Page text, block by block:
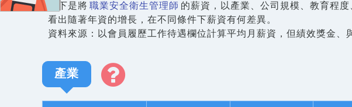
以下是將 職業安全衛生管理師 的薪資，以產業、公司規模、教育程
看出隨著年資的增長，在不同條件下薪資有何差異。
資料來源：以會員履歷工作待遇欄位計算平均月薪資，但績效獎金、
產業